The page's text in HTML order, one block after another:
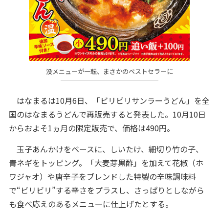
没メニューが一転、まさかのベストセラーに
はなまるは10月6日、「ビリビリサンラーうどん」を全
国のはなまるうどんで再販売すると発表した。10月10日
からおよそ1ヵ月の限定販売で、価格は490円。
玉子あんかけをベースに、しいたけ、細切り竹の子、
青ネギをトッピング。「大麦芽黒酢」を加えて花椒（ホ
ワジャオ）や唐辛子をブレンドした特製の辛味調味料
で“ビリビリ”する辛さをプラスし、さっぱりとしながら
も食べ応えのあるメニューに仕上げたとする。